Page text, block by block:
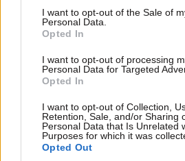
consent section.
I want to opt-out of the Sale of
Personal Data.
Opted In
I want to opt-out of processing
Personal Data for Targeted
Opted In
I want to opt-out of Collection,
Retention, Sale, and/or Sharing
Personal Data that Is Unrelated
Purposes for which it was
Opted Out
Όλα για όλα η Εθνική απόψε
– Τα πλάνα και οι σκέψεις
την ενδεκάδα στην